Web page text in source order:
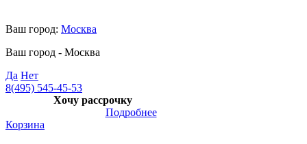
Ваш город: Москва
Ваш город - Москва
Да Нет
8(495) 545-45-53
Хочу рассрочку
Подробнее
Корзина